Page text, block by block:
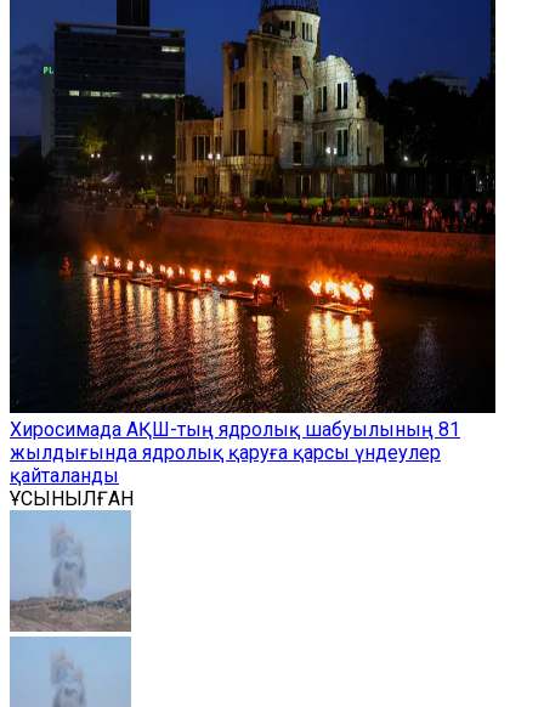
Хиросимада АҚШ-тың ядролық шабуылының 81
жылдығында ядролық қаруға қарсы үндеулер
қайталанды
ҰСЫНЫЛҒАН